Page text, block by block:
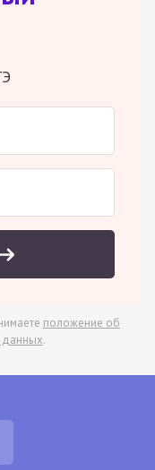
положение об
данных.